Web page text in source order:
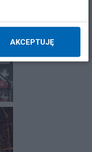
AKCEPTUJĘ